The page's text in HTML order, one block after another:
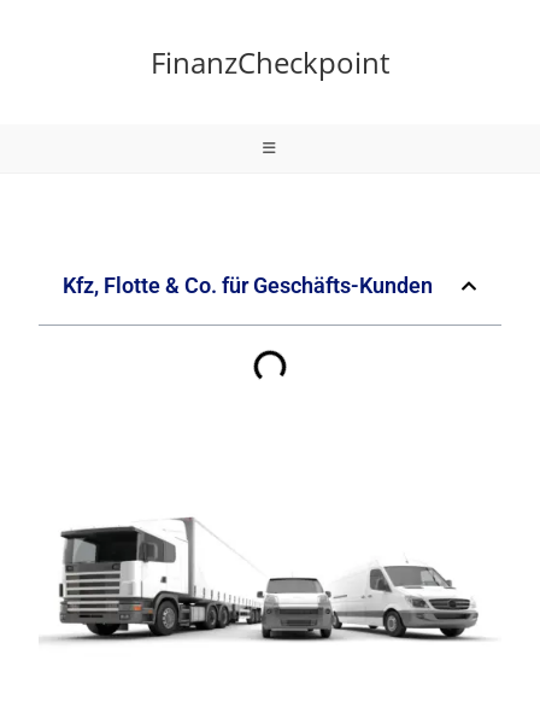
FinanzCheckpoint
Kfz, Flotte & Co. für Geschäfts-Kunden